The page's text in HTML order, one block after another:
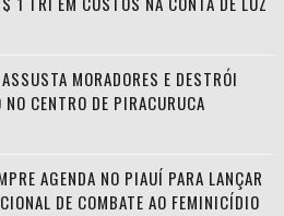
MORADORES E DESTRÓI
CENTRO DE PIRACURUCA
AGENDA NO PIAUÍ PARA LANÇAR
DE COMBATE AO FEMINICÍDIO